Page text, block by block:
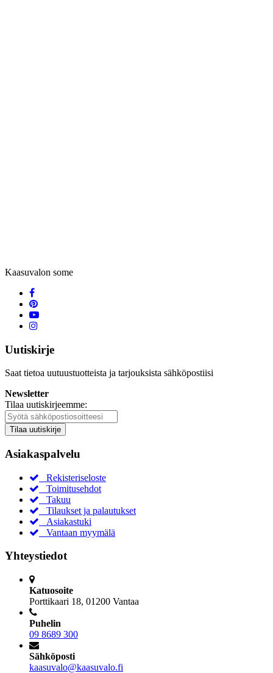
Kaasuvalon some
Uutiskirje
Saat tietoa uutuustuotteista ja tarjouksista sähköpostiisi
Newsletter
Tilaa uutiskirjeemme:
Tilaa uutiskirje
Asiakaspalvelu
Rekisteriseloste
Toimitusehdot
Takuu
Tilaukset ja palautukset
Asiakastuki
Vantaan myymälä
Yhteystiedot
Katuosoite
Porttikaari 18, 01200 Vantaa
Puhelin
09 8689 300
Sähköposti
kaasuvalo@kaasuvalo.fi